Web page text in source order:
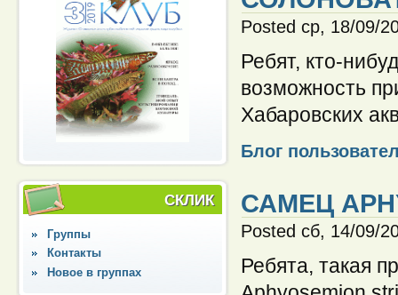
СКЛИК
Группы
Контакты
Новое в группах
Posted ср, 18/09/
Ребят, кто-
возможность
Хабаровских
Блог
САМЕЦ
Posted сб, 14/09/
Ребята, такая